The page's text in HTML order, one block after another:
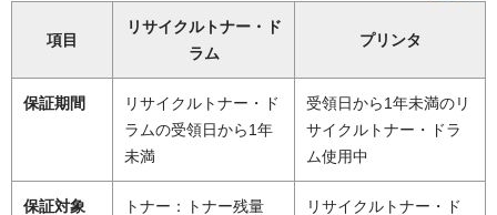
項目
リサイクルトナー・ド
ラム
プリンタ
保証期間
リサイクルトナー・ド
ラムの受領日から1年
未満
受領日から1年未満のリ
サイクルトナー・ドラ
ム使用中
保証対象
トナー：トナー残量
リサイクルトナー・ド